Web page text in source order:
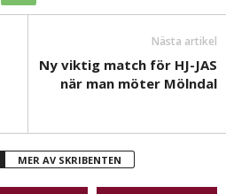
Nästa artikel
Ny viktig match för HJ-JAS
när man möter Mölndal
MER AV SKRIBENTEN